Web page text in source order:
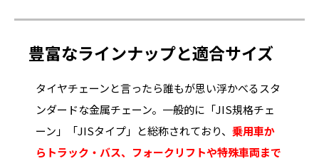
豊富なラインナップと適合サイズ
タイヤチェーンと言ったら誰もが思い浮かべるスタ
ンダードな金属チェーン。一般的に「JIS規格チェ
ーン」「JISタイプ」と総称されており、 乗用車か
らトラック・バス、フォークリフトや特殊車両まで